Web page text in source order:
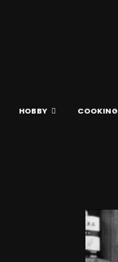
HOBBY COOKING